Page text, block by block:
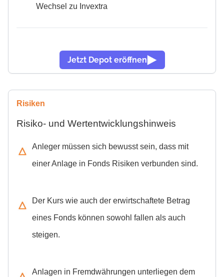
Wechsel zu Invextra
Jetzt Depot eröffnen
Risiken
Risiko- und Wertentwicklungshinweis
Anleger müssen sich bewusst sein, dass mit
einer Anlage in Fonds Risiken verbunden sind.
Der Kurs wie auch der erwirtschaftete Betrag
eines Fonds können sowohl fallen als auch
steigen.
Anlagen in Fremdwährungen unterliegen dem